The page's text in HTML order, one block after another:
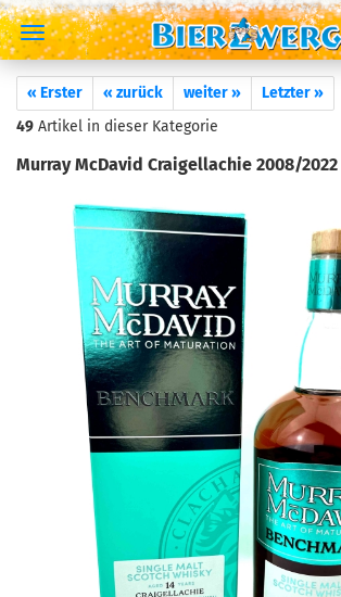
« Erster « zurück weiter »
Letzter »
49 Artikel in dieser Kategorie
Murray McDavid Craigellachie 2008/2022